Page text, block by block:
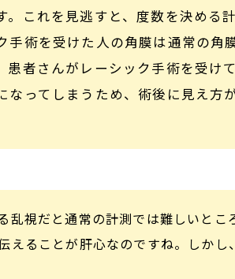
。これを見逃すと、度数を決める
手術を受けた人の角膜は通常の角
患者さんがレーシック手術を受け
なってしまうため、術後に見え方
乱視だと通常の計測では難しいとこ
えることが肝心なのですね。しかし